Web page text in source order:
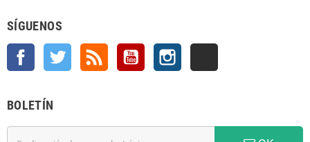
SÍGUENOS
Facebook Twitter YouTube
BOLETÍN